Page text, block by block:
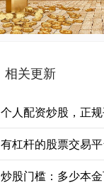
相关更新
个人配资炒股，正
炒股门槛：多少本